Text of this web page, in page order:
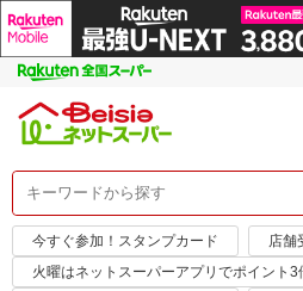
今すぐ参加！スタンプカード 店舗
火曜はネットスーパーアプリでポイント3